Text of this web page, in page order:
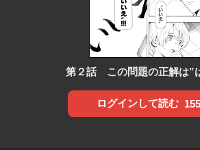
第２話 この問題の正解は”
ログインして読む